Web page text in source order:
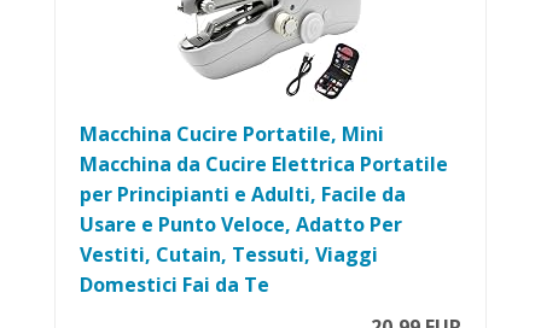
Macchina Cucire Portatile, Mini
Macchina da Cucire Elettrica Portatile
per Principianti e Adulti, Facile da
Usare e Punto Veloce, Adatto Per
Vestiti, Cutain, Tessuti, Viaggi
Domestici Fai da Te